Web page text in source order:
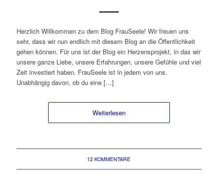
Herzlich Willkommen zu dem Blog FrauSeele! Wir freuen uns
sehr, dass wir nun endlich mit diesem Blog an die Öffentlichkeit
gehen können. Für uns ist der Blog ein Herzensprojekt, in das wir
unsere ganze Liebe, unsere Erfahrungen, unsere Gefühle und viel
Zeit investiert haben. FrauSeele ist in jedem von uns.
Unabhängig davon, ob du eine […]
Weiterlesen
12 KOMMENTARE